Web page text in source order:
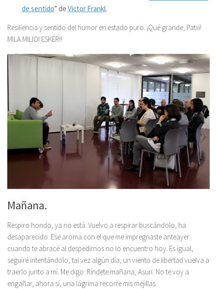
de sentido” de Victor Frankl.
Resiliencia y sentido del humor en estado puro. ¡Qué grande, Patxi!
MILA MILIOI ESKER!!
Mañana.
Respiro hondo, ya no está. Vuelvo a respirar buscándolo, ha
desaparecido. Ese aroma con el que me impregnaste anteayer
cuando te abracé al despedirnos no lo encuentro hoy. Es igual,
seguiré intentándolo, tal vez algún día, un viento de libertad vuelva a
traerlo junto a mí. Me digo: Ríndete mañana, Asun. No te voy a
engañar, ahora sí, una lágrima recorre mis mejillas.